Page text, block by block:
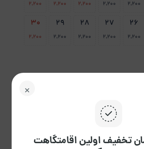
2،200 2،200 2،200 2،200 2،200
26
2،200
27
2،200
28
2،200
29
2،200
30
2،200
تقویم
تومان تخفیف اولین اقامتگاهت